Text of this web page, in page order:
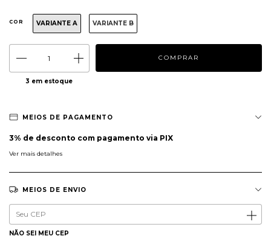
COR VARIANTE A VARIANTE B
3 em estoque
MEIOS DE PAGAMENTO
3% de desconto com pagamento via PIX
Ver mais detalhes
MEIOS DE ENVIO
Entregas para o CEP:
NÃO SEI MEU CEP